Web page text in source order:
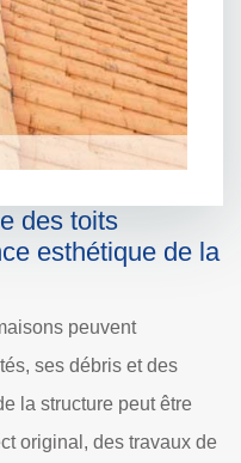
des toits
esthétique de la
peuvent
ses débris et des
la structure peut être
original, des travaux de